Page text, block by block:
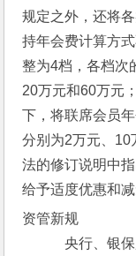
规定之外，还将
持年会费计算方
整为4档，各档次
20万元和60万元
下，将联席会员
分别为2万元、10
法的修订说明中
给予适度优惠和
资管新规
央行、银保